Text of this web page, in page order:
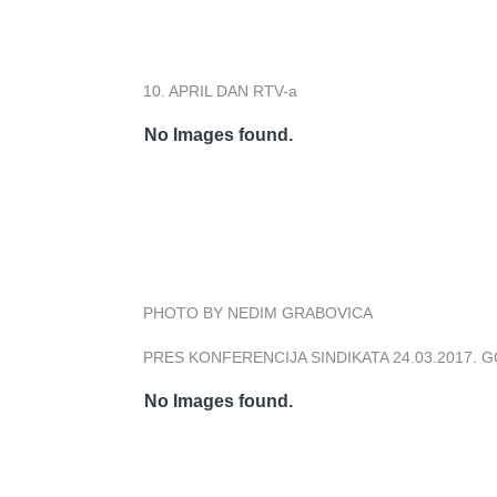
10. APRIL DAN RTV-a
No Images found.
PHOTO BY NEDIM GRABOVICA
PRES KONFERENCIJA SINDIKATA 24.03.2017.
No Images found.